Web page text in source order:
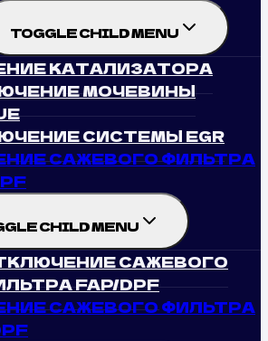
TOGGLE CHILD MENU
КАТАЛИЗАТОРА
МОЧЕВИНЫ
СИСТЕМЫ EGR
САЖЕВОГО ФИЛЬТРА
CHILD MENU
САЖЕВОГО
FAP/DPF
САЖЕВОГО ФИЛЬТРА